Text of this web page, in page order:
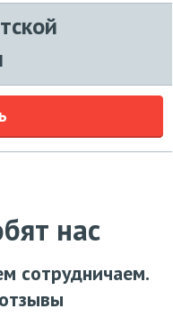
нас
сотрудничаем.